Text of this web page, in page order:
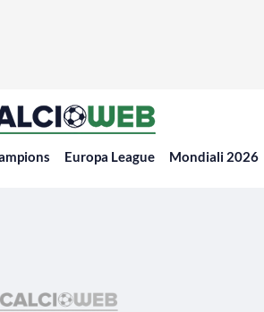
Europa League Mondiali 2026